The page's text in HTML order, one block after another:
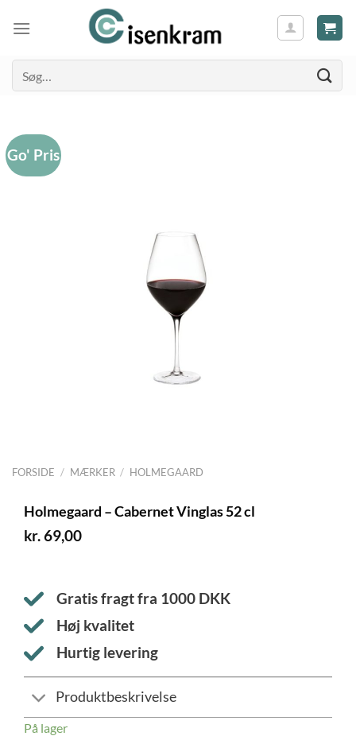
efter:
FORSIDE / MÆRKER / HOLMEGAARD
Go' Pris
Holmegaard – Cabernet Vinglas 52 cl
kr.69,00
Gratis fragt fra 1000 DKK
Høj kvalitet
Hurtig levering
Produktbeskrivelse
På lager